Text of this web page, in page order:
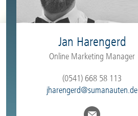
Jan Harengerd
Online Marketing Manager
(0541) 668 58 113
jharengerd@sumanauten.de